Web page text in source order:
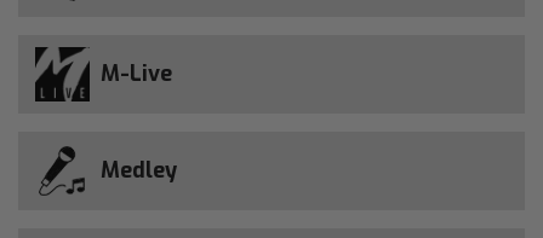
M-Live
Medley